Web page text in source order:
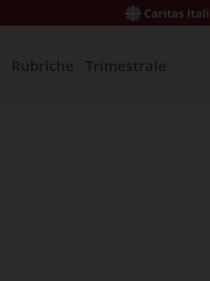
Rubriche Trimestrale